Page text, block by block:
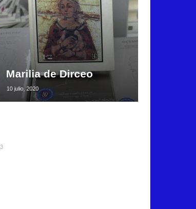
Marilia de Dirceo
10 julio, 2020